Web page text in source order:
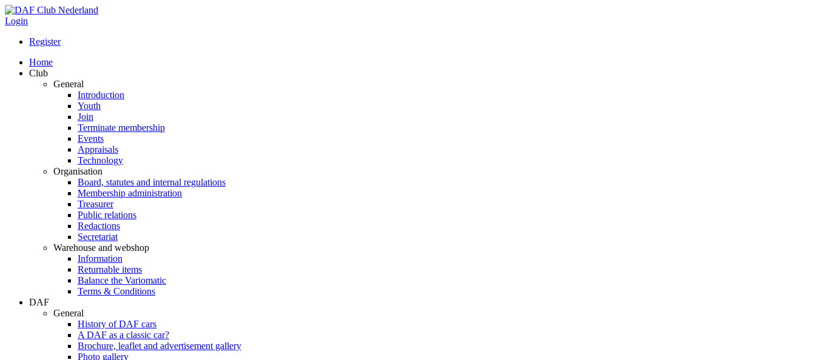
Login
Register
Home
Club
General
Introduction
Youth
Join
Terminate membership
Events
Appraisals
Technology
Organisation
Board, statutes and internal regulations
Membership administration
Treasurer
Public relations
Redactions
Secretariat
Warehouse and webshop
Information
Returnable items
Balance the Variomatic
Terms & Conditions
DAF
General
History of DAF cars
A DAF as a classic car?
Brochure, leaflet and advertisement gallery
Photo gallery